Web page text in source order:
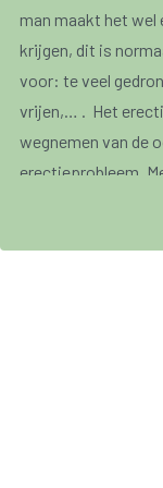
man maakt het wel
krijgen, dit is
voor: te veel
vrijen,… . Het
wegnemen van de
erectieprobleem.